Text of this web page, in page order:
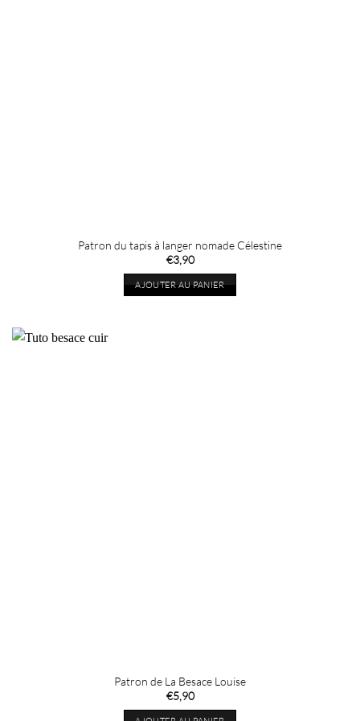
Patron du tapis à langer nomade Célestine
€3,90
AJOUTER AU PANIER
Patron de La Besace Louise
€5,90